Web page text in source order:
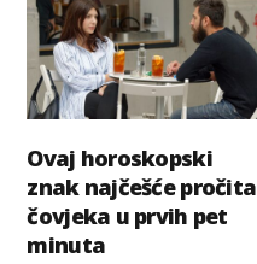
Ovaj horoskopski
znak najčešće pročita
čovjeka u prvih pet
minuta